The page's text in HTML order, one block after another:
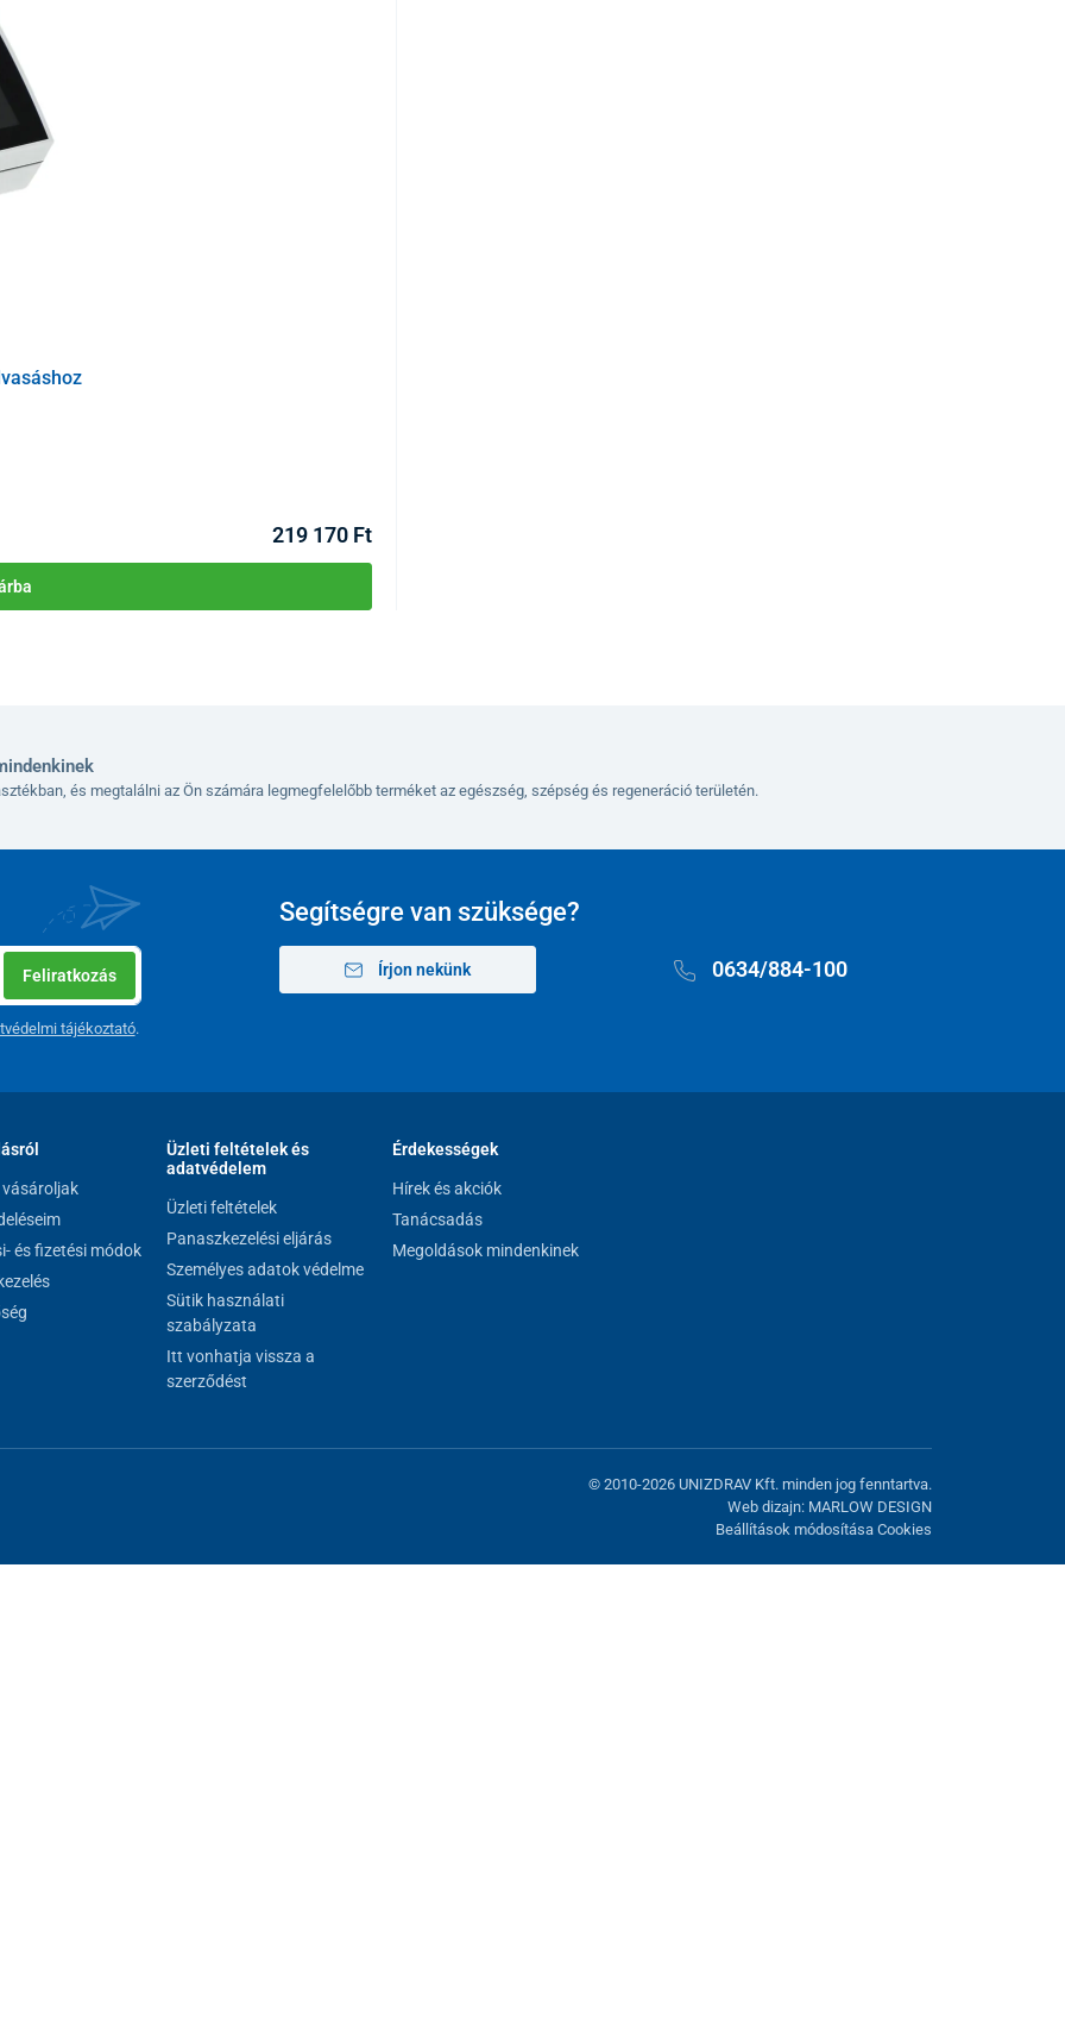
képes fókuszálni
jótállás 24 hónap, és minden gyártási, illetve
amelyek a szokásos használatból és a töltési
219 170 Ft
és megtalálni az Ön számára legmegfelelőbb terméket az egészség, szépség és regeneráció területén.
Segítségre van szüksége?
Írjon nekünk 0634/884-100
Feliratkozás
tájékoztató.
és fizetési módok
Üzleti feltételek és
adatvédelem
Üzleti feltételek
Panaszkezelési eljárás
Személyes adatok védelme
Sütik használati
szabályzata
Itt vonhatja vissza a
szerződést
Érdekességek
Hírek és akciók
Tanácsadás
Megoldások mindenkinek
© 2010-2026 UNIZDRAV Kft. minden jog fenntartva.
Web dizajn: MARLOW DESIGN
Beállítások módosítása Cookies